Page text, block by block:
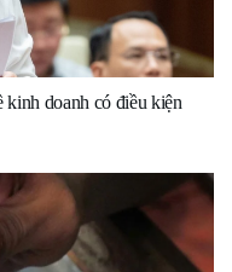
doanh có điều kiện